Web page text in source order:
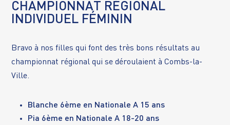
CHAMPIONNAT RÉGIONAL
INDIVIDUEL FÉMININ
Bravo à nos filles qui font des très bons résultats au
championnat régional qui se déroulaient à Combs-la-
Ville.
Blanche 6ème en Nationale A 15 ans
Pia 6ème en Nationale A 18-20 ans